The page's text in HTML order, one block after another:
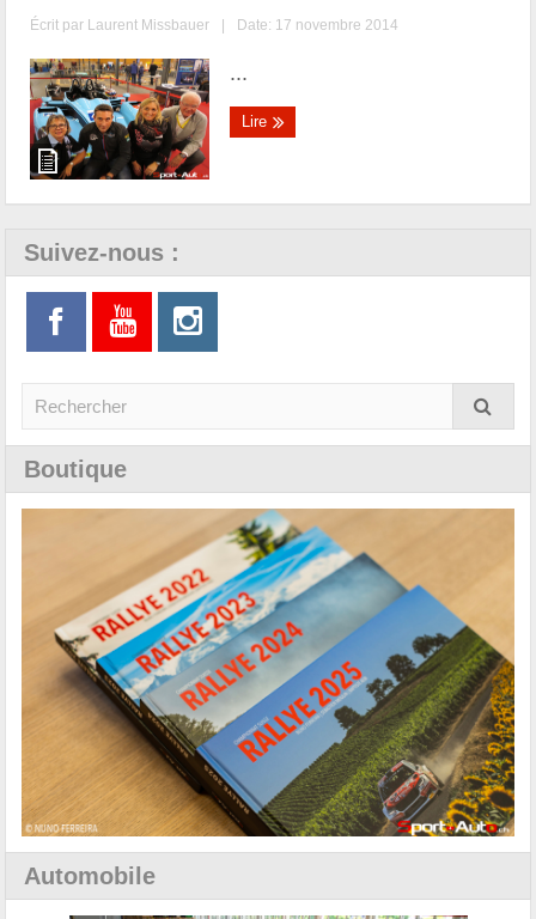
Écrit par Laurent Missbauer | Date: 17 novembre 2014
...
Lire
Suivez-nous :
Boutique
Automobile